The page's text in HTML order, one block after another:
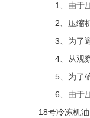
1、由于压
2、压缩机
3、为了避
4、从观察
5、为了确
6、由于压
18号冷冻机油